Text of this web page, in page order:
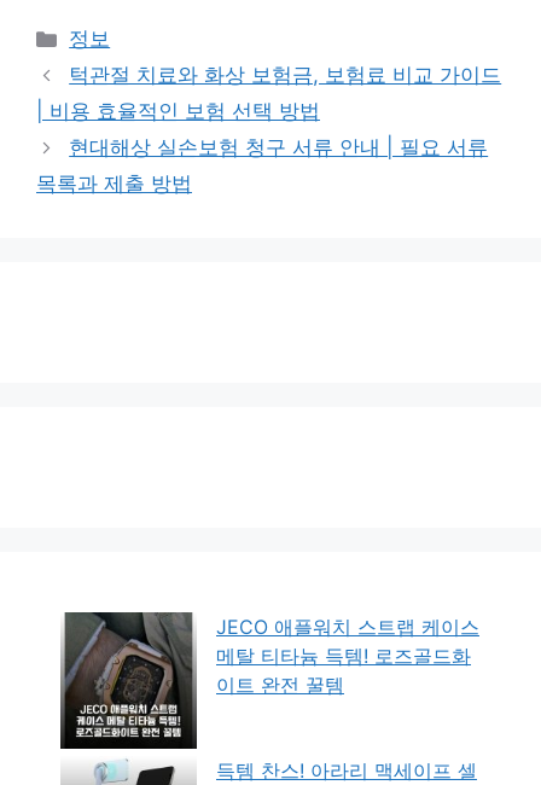
카
테
리
정보
턱관절 치료와 화상 보험금, 보험료 비교 가이드
| 비용 효율적인 보험 선택 방법
현대해상 실손보험 청구 서류 안내 | 필요 서류
목록과 제출 방법
JECO 애플워치 스트랩 케이스
메탈 티타늄 득템! 로즈골드화
이트 완전 꿀템
득템 찬스! 아라리 맥세이프 셀